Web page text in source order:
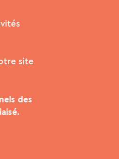
site
des